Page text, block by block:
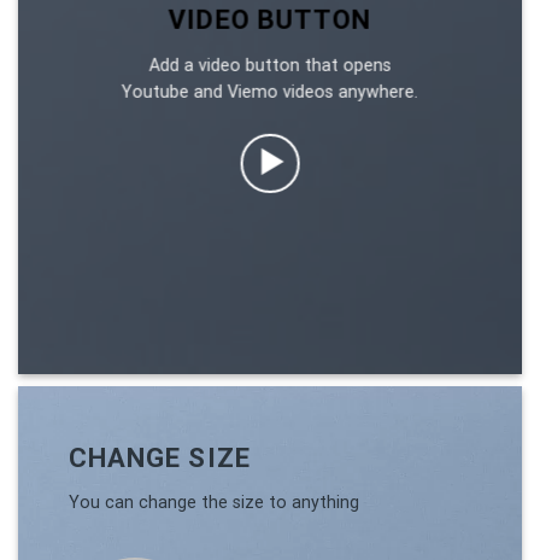
VIDEO BUTTON
Add a video button that opens
Youtube and Viemo videos anywhere.
CHANGE SIZE
You can change the size to anything